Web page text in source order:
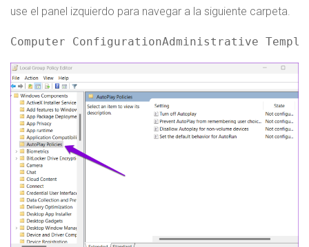
use el panel izquierdo para navegar a la siguiente carpeta.
Computer ConfigurationAdministrative